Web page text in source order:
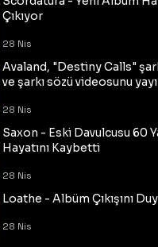
Çıkıyor
28 Nis
Avaland, "Destiny Calls"
ve şarkı sözü videosunu
28 Nis
Saxon - Eski Davulcusu 60
Hayatını Kaybetti
28 Nis
Loathe - Albüm Çıkışını
28 Nis